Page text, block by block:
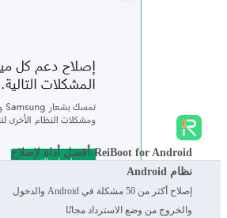
ReiBoot for Android-أفضل أداة لإصلاح
نظام Android
إصلاح أكثر من 50 مشكلة في Android والدخول
والخروج من وضع الاسترداد مجانًا